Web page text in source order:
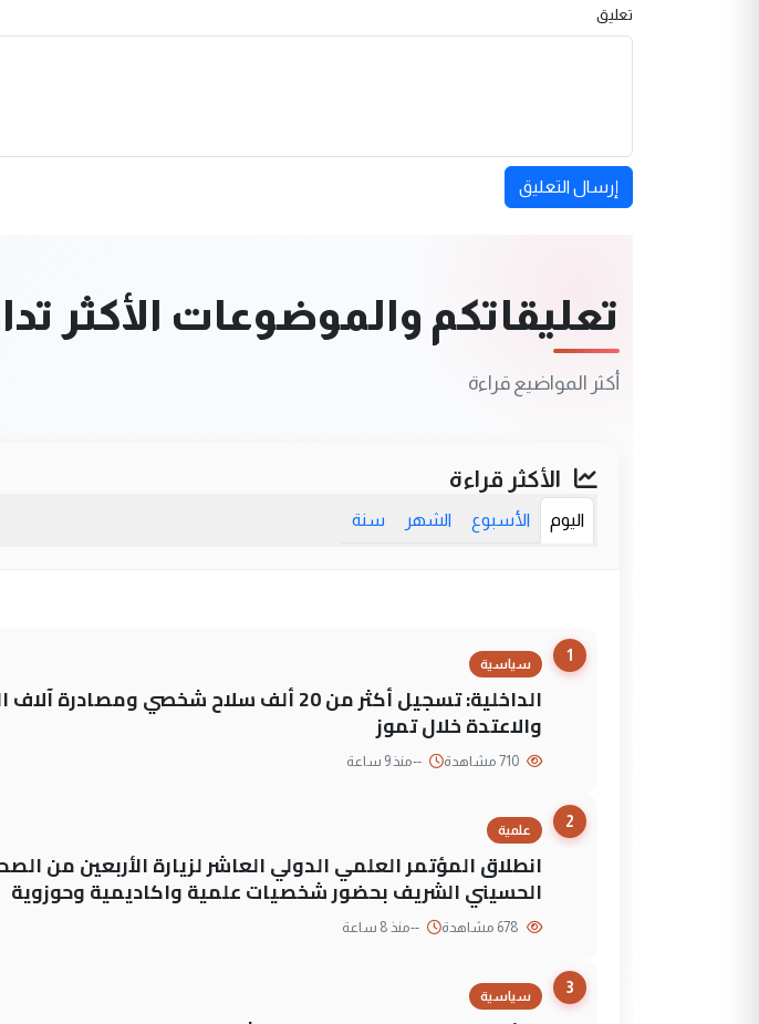
تعليق
إرسال التعليق
تعليقاتكم والموضوعات الأكثر
أكثر المواضيع قراءة
الأكثر قراءة
اليوم الأسبوع الشهر سنة
1
سياسية
الداخلية: تسجيل أكثر من 20 ألف سلاح شخصي ومصادرة
والاعتدة خلال تموز
--منذ 9 ساعة
2
علمية
انطلاق المؤتمر العلمي الدولي العاشر لزيارة الأربعين من
الحسيني الشريف بحضور شخصيات علمية واكاديمية وحوزوية
--منذ 8 ساعة
3
سياسية